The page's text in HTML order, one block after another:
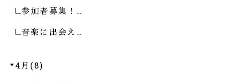
参加者募集！…
音楽に出会え…
4月(8)